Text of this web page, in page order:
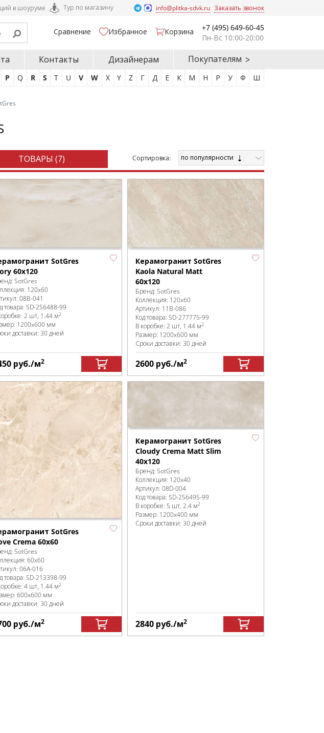
в шоуруме Тур по магазину info@plitka-sdvk.ru Заказать звонок
Сравнение Избранное Корзина
+7 (495) 649-60-45
Пн-Вс 10:00-20:00
Контакты Дизайнерам Покупателям
P Q R S T U V W X Y Z Г Д Е К М Н Р У Ф Ш
ТОВАРЫ (7) Cортировка: по популярности
SotGres
60x120
SotGres
120x60
08B-041
товара:SD-256488-99
:2 шт, 1.44 м2
1200x600 мм
доставки: 30 дней
руб./м2
Керамогранит SotGres
Kaola Natural Matt
60x120
Бренд: SotGres
Коллекция: 120x60
Артикул: 11B-086
Код товара: SD-277775-99
В коробке: 2 шт, 1.44 м2
Размер: 1200x600 мм
Сроки доставки: 30 дней
2600 руб./м2
SotGres
Crema 60x60
SotGres
60x60
06A-016
товара:SD-213398-99
:4 шт, 1.44 м2
600x600 мм
доставки: 30 дней
руб./м2
Керамогранит SotGres
Cloudy Crema Matt Slim
40x120
Бренд: SotGres
Коллекция: 120x40
Артикул: 08D-004
Код товара: SD-256495-99
В коробке: 5 шт, 2.4 м2
Размер: 1200x400 мм
Сроки доставки: 30 дней
2840 руб./м2